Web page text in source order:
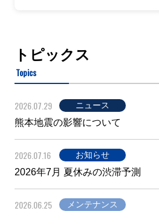
トピックス
Topics
2026.07.29 ニュース
熊本地震の影響について
2026.07.16 お知らせ
2026年7月 夏休みの渋滞予測
2026.06.25 メンテナンス